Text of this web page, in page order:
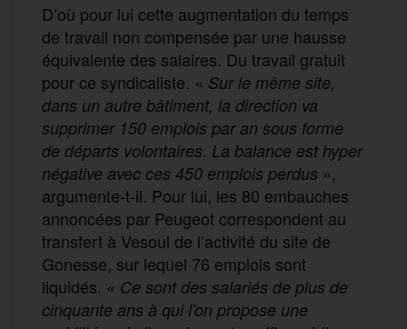
D’où pour lui cette augmentation du temps
de travail non compensée par une hausse
équivalente des salaires. Du travail gratuit
pour ce syndicaliste. « Sur le même site,
dans un autre bâtiment, la direction va
supprimer 150 emplois par an sous forme
de départs volontaires. La balance est hyper
négative avec ces 450 emplois perdus »,
argumente-t-il. Pour lui, les 80 embauches
annoncées par Peugeot correspondent au
transfert à Vesoul de l’activité du site de
Gonesse, sur lequel 76 emplois sont
liquidés. « Ce sont des salariés de plus de
cinquante ans à qui l’on propose une